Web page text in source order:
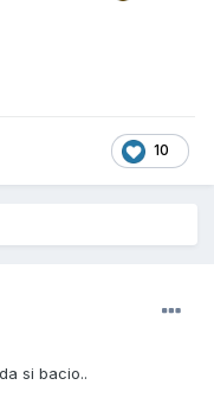
10
si bacio..